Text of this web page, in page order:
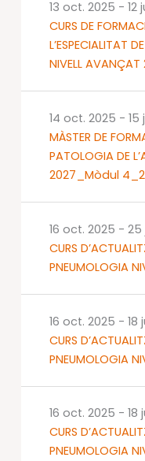
CURS DE
L’ESPECIALITAT
NIVELL
13 oct. 2025 - 12
MÀSTER DE
PATOLOGIA DE
2027_Mòdul
14 oct. 2025 - 15
CURS
PNEUMOLOGIA
16 oct. 2025 - 25
CURS
PNEUMOLOGIA
16 oct. 2025 - 18
CURS
PNEUMOLOGIA
16 oct. 2025 - 18